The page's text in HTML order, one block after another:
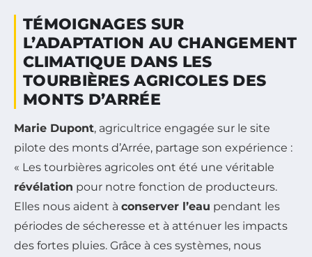
TÉMOIGNAGES SUR
L’ADAPTATION AU CHANGEMENT
CLIMATIQUE DANS LES
TOURBIÈRES AGRICOLES DES
MONTS D’ARRÉE
Marie Dupont, agricultrice engagée sur le site
pilote des monts d’Arrée, partage son expérience :
« Les tourbières agricoles ont été une véritable
révélation pour notre fonction de producteurs.
Elles nous aident à conserver l’eau pendant les
périodes de sécheresse et à atténuer les impacts
des fortes pluies. Grâce à ces systèmes, nous